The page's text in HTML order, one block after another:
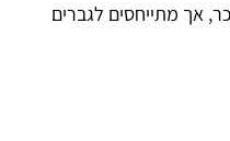
אך מתייחסים לגברים